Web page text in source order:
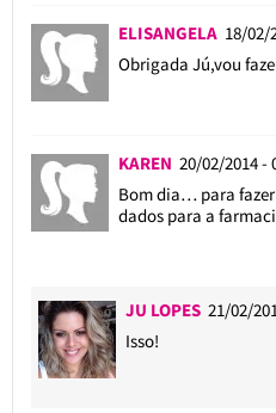
ELISANGELA 18/02/
Obrigada Jú,vou
KAREN 20/02/2014 -
Bom dia… para fazer
dados para a
JU LOPES 21/02/
Isso!